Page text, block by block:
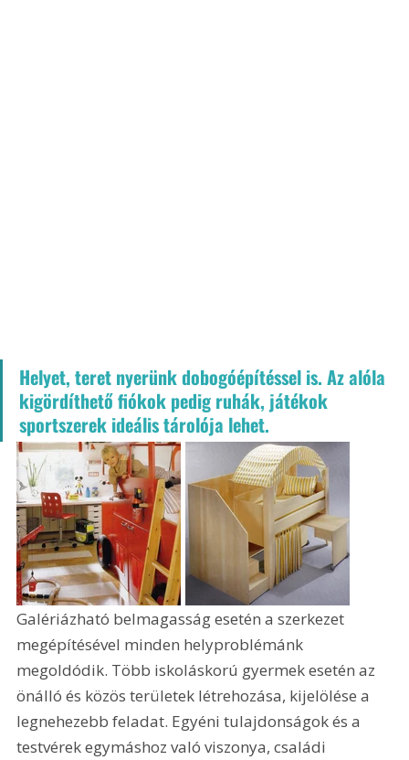
Helyet, teret nyerünk dobogóépítéssel is. Az alóla
kigördíthető fiókok pedig ruhák, játékok
sportszerek ideális tárolója lehet.
Galériázható belmagasság esetén a szerkezet
megépítésével minden helyproblémánk
megoldódik. Több iskoláskorú gyermek esetén az
önálló és közös területek létrehozása, kijelölése a
legnehezebb feladat. Egyéni tulajdonságok és a
testvérek egymáshoz való viszonya, családi